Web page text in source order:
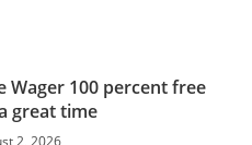
Wager 100 percent free
great time
2, 2026